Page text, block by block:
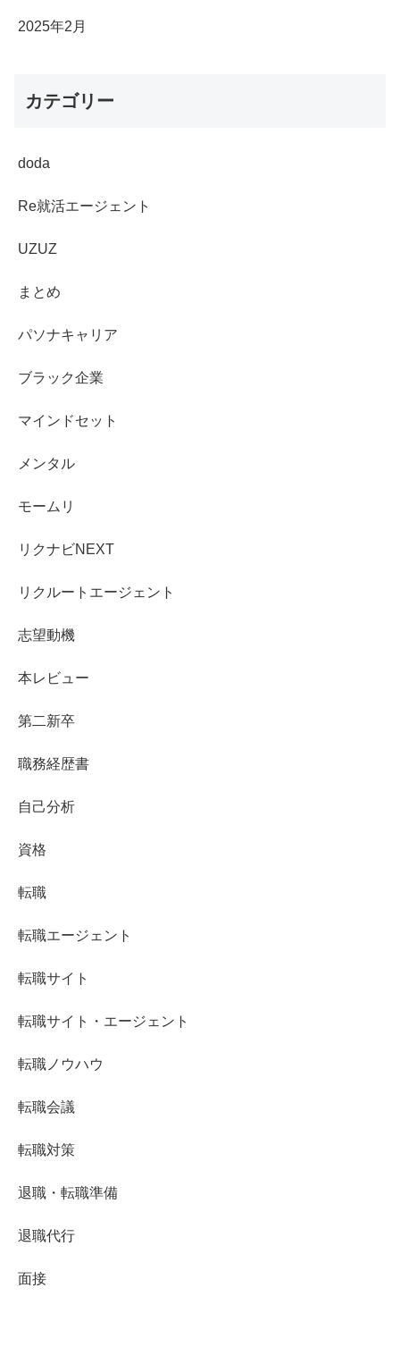
2025年2月
カテゴリー
doda
Re就活エージェント
UZUZ
まとめ
パソナキャリア
ブラック企業
マインドセット
メンタル
モームリ
リクナビNEXT
リクルートエージェント
志望動機
本レビュー
第二新卒
職務経歴書
自己分析
資格
転職
転職エージェント
転職サイト
転職サイト・エージェント
転職ノウハウ
転職会議
転職対策
退職・転職準備
退職代行
面接